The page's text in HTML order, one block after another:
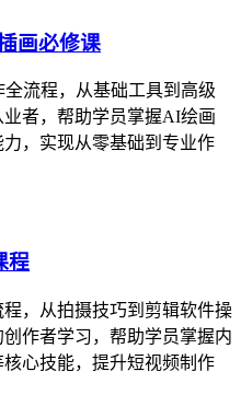
画必修课
流程，从基础工具到高级
者，帮助学员掌握AI绘画
，实现从零基础到专业作
程
，从拍摄技巧到剪辑软件操
作者学习，帮助学员掌握内
心技能，提升短视频制作